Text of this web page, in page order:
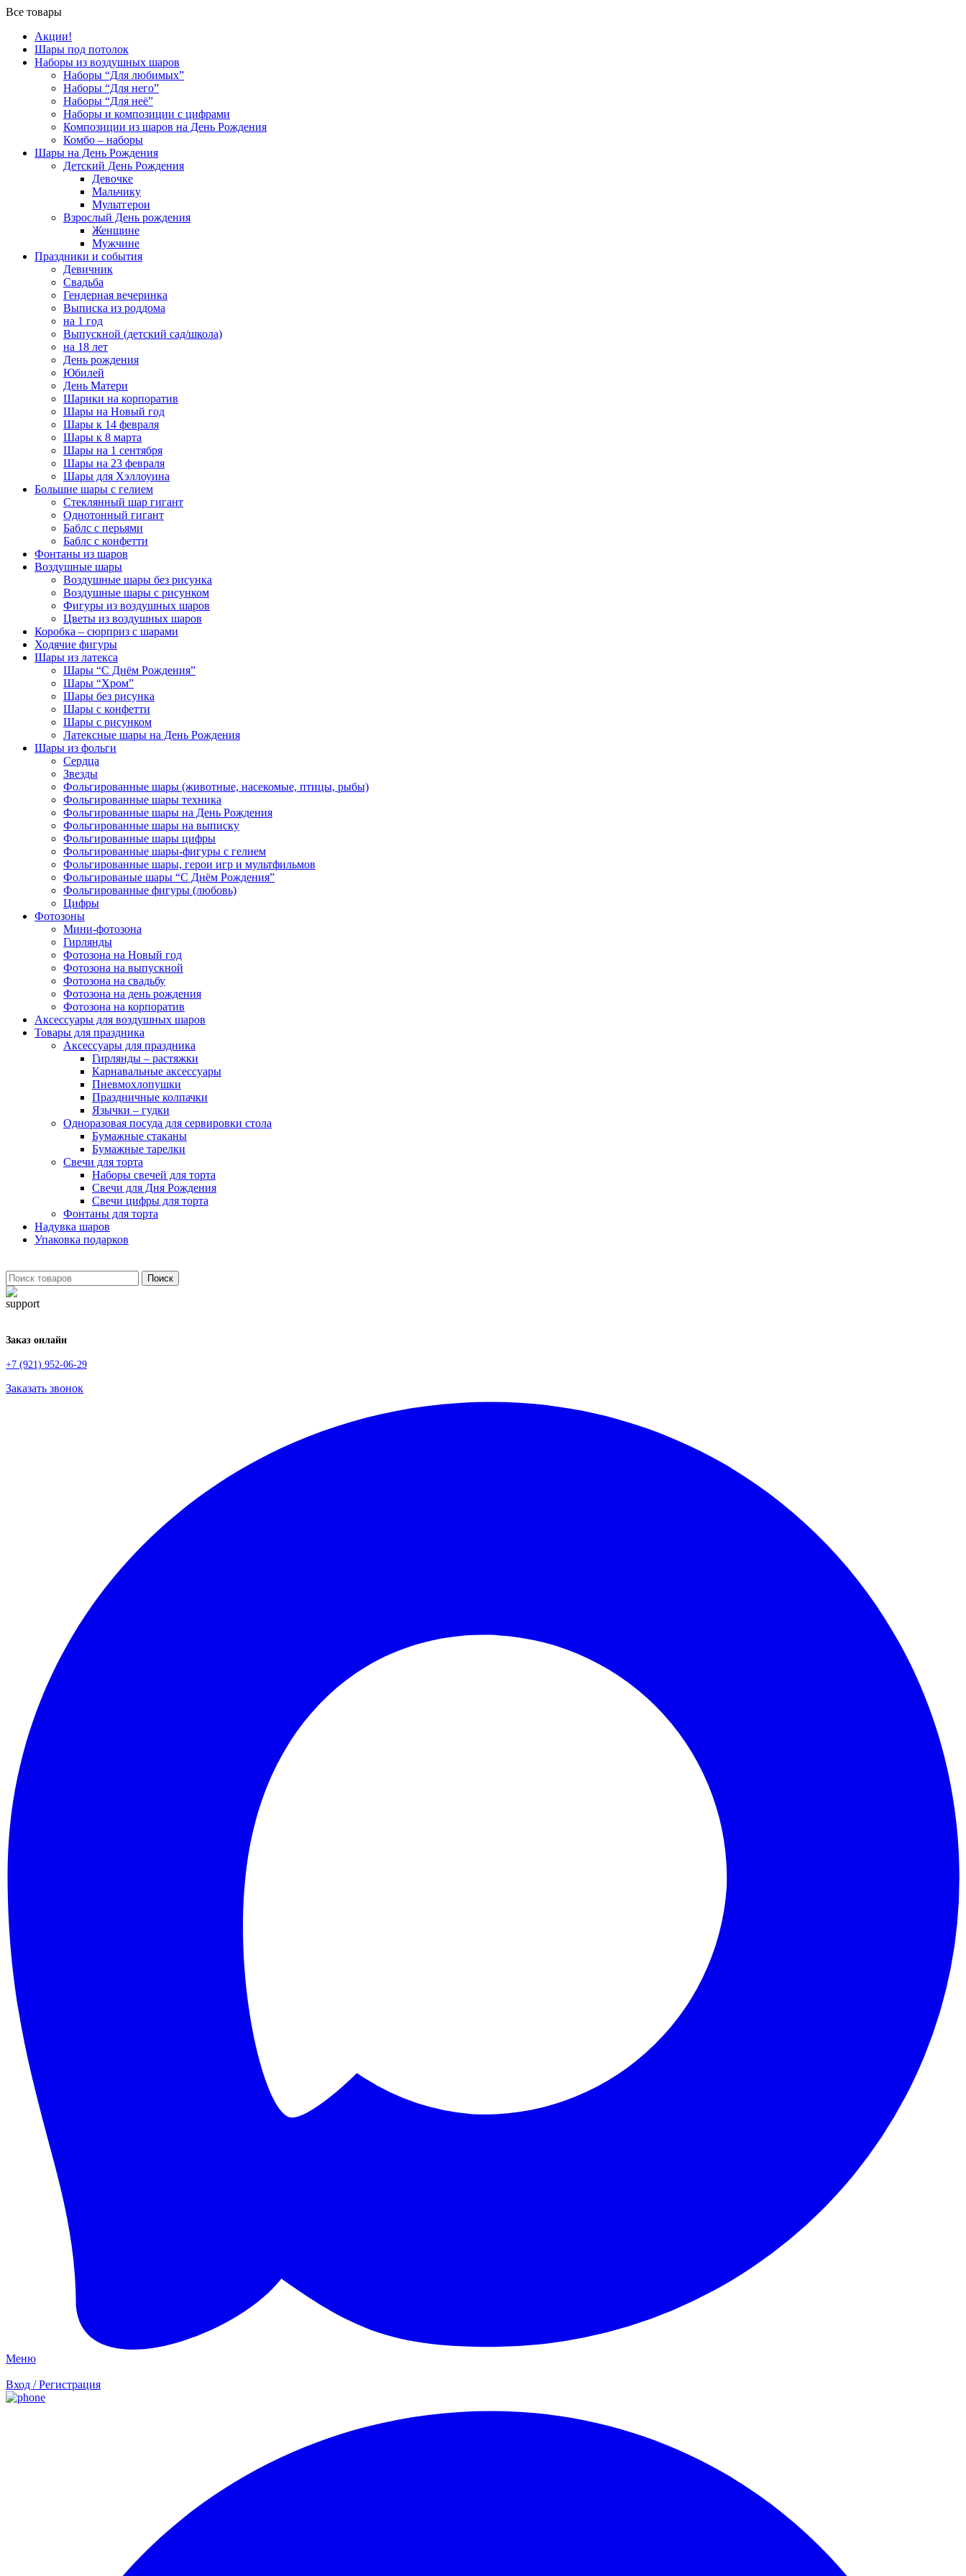
Все товары
Акции!
Шары под потолок
Наборы из воздушных шаров
Наборы “Для любимых”
Наборы “Для него”
Наборы “Для неё”
Наборы и композиции с цифрами
Композиции из шаров на День Рождения
Комбо – наборы
Шары на День Рождения
Детский День Рождения
Девочке
Мальчику
Мультгерои
Взрослый День рождения
Женщине
Мужчине
Праздники и события
Девичник
Свадьба
Гендерная вечеринка
Выписка из роддома
на 1 год
Выпускной (детский сад/школа)
на 18 лет
День рождения
Юбилей
День Матери
Шарики на корпоратив
Шары на Новый год
Шары к 14 февраля
Шары к 8 марта
Шары на 1 сентября
Шары на 23 февраля
Шары для Хэллоуина
Большие шары с гелием
Стеклянный шар гигант
Однотонный гигант
Баблс с перьями
Баблс с конфетти
Фонтаны из шаров
Воздушные шары
Воздушные шары без рисунка
Воздушные шары с рисунком
Фигуры из воздушных шаров
Цветы из воздушных шаров
Коробка – сюрприз с шарами
Ходячие фигуры
Шары из латекса
Шары “С Днём Рождения”
Шары “Хром”
Шары без рисунка
Шары с конфетти
Шары с рисунком
Латексные шары на День Рождения
Шары из фольги
Сердца
Звезды
Фольгированные шары (животные, насекомые, птицы, рыбы)
Фольгированные шары техника
Фольгированные шары на День Рождения
Фольгированные шары на выписку
Фольгированные шары цифры
Фольгированные шары-фигуры с гелием
Фольгированные шары, герои игр и мультфильмов
Фольгированые шары “С Днём Рождения”
Фольгированные фигуры (любовь)
Цифры
Фотозоны
Мини-фотозона
Гирлянды
Фотозона на Новый год
Фотозона на выпускной
Фотозона на свадьбу
Фотозона на день рождения
Фотозона на корпоратив
Аксессуары для воздушных шаров
Товары для праздника
Аксессуары для праздника
Гирлянды – растяжки
Карнавальные аксессуары
Пневмохлопушки
Праздничные колпачки
Язычки – гудки
Одноразовая посуда для сервировки стола
Бумажные стаканы
Бумажные тарелки
Свечи для торта
Наборы свечей для торта
Свечи для Дня Рождения
Свечи цифры для торта
Фонтаны для торта
Надувка шаров
Упаковка подарков
Поиск
Заказ онлайн
+7 (921) 952-06-29
Заказать звонок
Меню
Вход / Регистрация